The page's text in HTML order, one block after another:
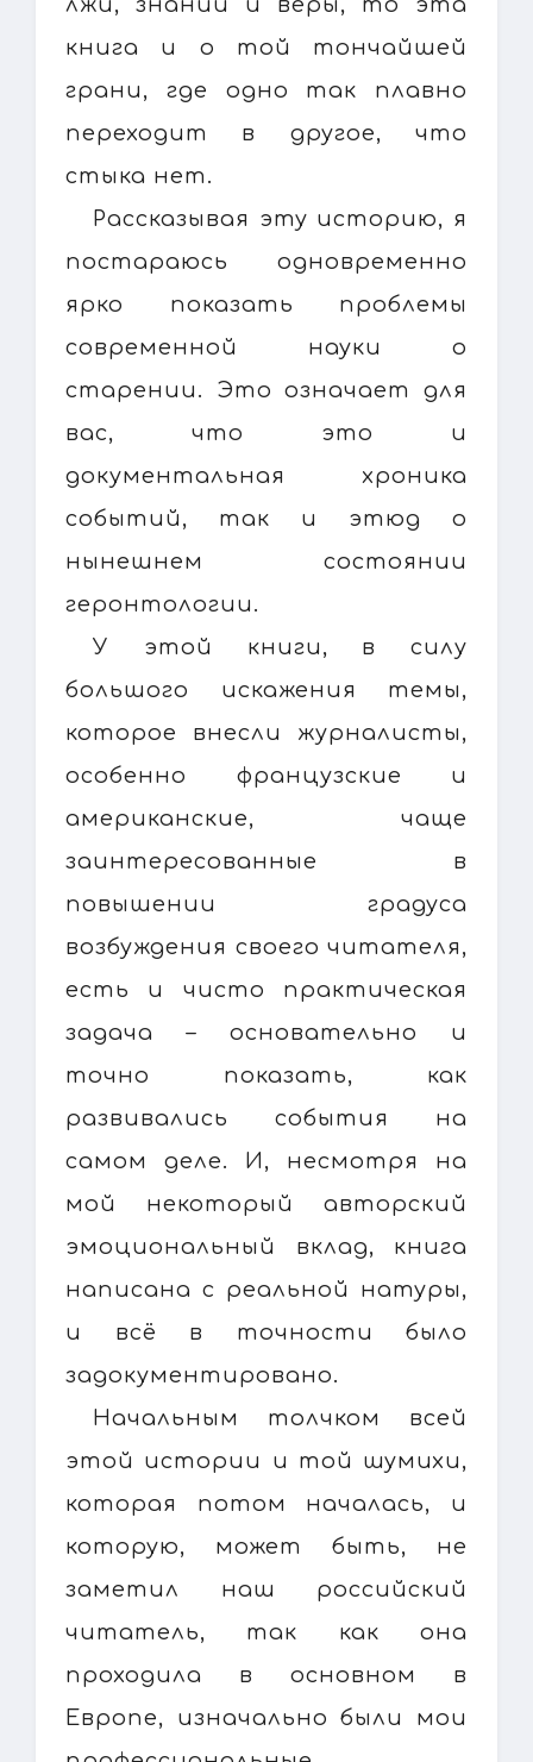
лжи, знаний и веры, то эта
книга и о той тончайшей
грани, где одно так плавно
переходит в другое, что
стыка нет.
Рассказывая эту историю, я
постараюсь одновременно
ярко показать проблемы
современной науки о
старении. Это означает для
вас, что это и
документальная хроника
событий, так и этюд о
нынешнем состоянии
геронтологии.
У этой книги, в силу
большого искажения темы,
которое внесли журналисты,
особенно французские и
американские, чаще
заинтересованные в
повышении градуса
возбуждения своего читателя,
есть и чисто практическая
задача – основательно и
точно показать, как
развивались события на
самом деле. И, несмотря на
мой некоторый авторский
эмоциональный вклад, книга
написана с реальной натуры,
и всё в точности было
задокументировано.
Начальным толчком всей
этой истории и той шумихи,
которая потом началась, и
которую, может быть, не
заметил наш российский
читатель, так как она
проходила в основном в
Европе, изначально были мои